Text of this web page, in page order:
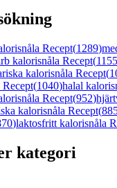
Recept(1289)
kalorisnåla Recept(1155
kalorisnåla Recept(
(1040)halal
Recept(952)
kalorisnåla Recept(
)laktosfritt kalorisnåla
kategori